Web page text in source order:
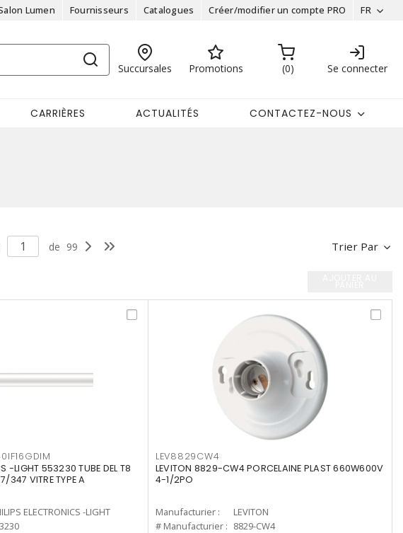
Lumen Fournisseurs Catalogues Créer/modifier un compte PRO FR
Succursales Promotions 0 Se connecter
CARRIÈRES ACTUALITÉS CONTACTEZ-NOUS
Trier Par
de 99
-LIGHT 553230 TUBE DEL T8
347 VITRE TYPE A
ELECTRONICS -LIGHT
LEV8829CW4
LEVITON 8829-CW4 PORCELAINE PLAST 660W600V
4-1/2PO
Manufacturier :
LEVITON
# Manufacturier : 8829-CW4